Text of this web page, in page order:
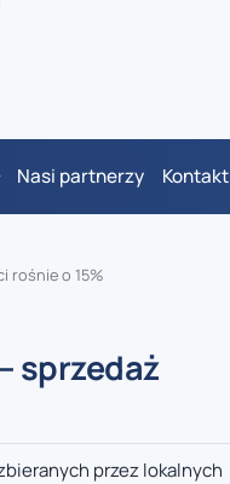
Nasi partnerzy Kontakt
rośnie o 15%
sprzedaż
przez lokalnych